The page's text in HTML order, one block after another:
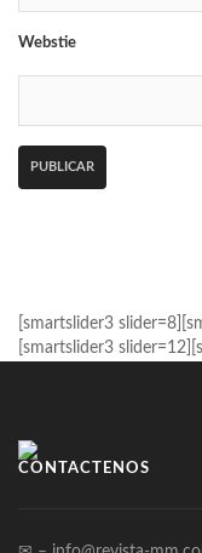
Webstie
[smartslider3
[smartslider3
CONTÁCTENOS